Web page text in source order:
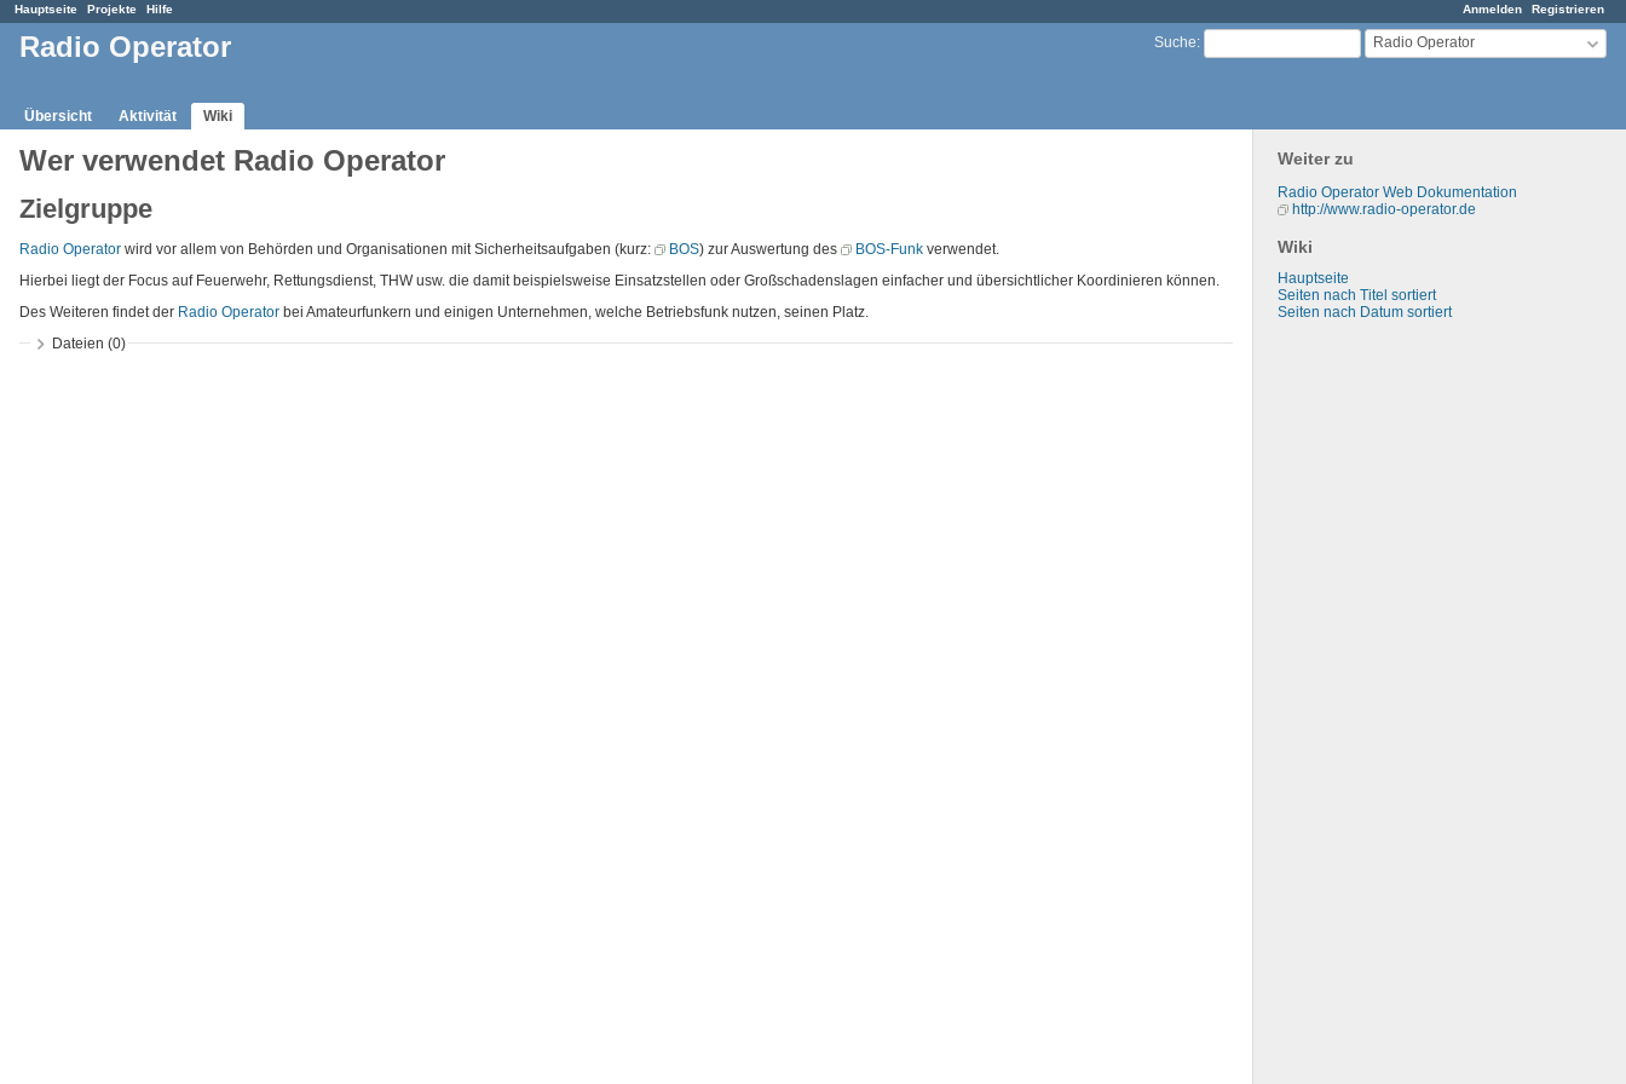
Anmelden Registrieren
Hauptseite Projekte Hilfe
Suche: Radio Operator
Radio Operator
Übersicht Aktivität Wiki
Weiter zu
Radio Operator Web Dokumentation
http://www.radio-operator.de
Wiki
Hauptseite
Seiten nach Titel sortiert
Seiten nach Datum sortiert
Wer verwendet Radio Operator
Zielgruppe
Radio Operator wird vor allem von Behörden und Organisationen mit Sicherheitsaufgaben (kurz: BOS) zur Auswertung des BOS-Funk verwendet.
Hierbei liegt der Focus auf Feuerwehr, Rettungsdienst, THW usw. die damit beispielsweise Einsatzstellen oder Großschadenslagen einfacher und übersichtlicher Koordinieren können.
Des Weiteren findet der Radio Operator bei Amateurfunkern und einigen Unternehmen, welche Betriebsfunk nutzen, seinen Platz.
Dateien (0)